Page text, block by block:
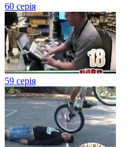
60 серія
59 серія